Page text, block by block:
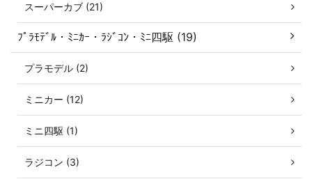
スーパーカブ (21)
ﾌﾟﾗﾓﾃﾞﾙ・ﾐﾆｶｰ・ﾗｼﾞｺﾝ・ﾐﾆ四駆 (19)
プラモデル (2)
ミニカー (12)
ミニ四駆 (1)
ラジコン (3)